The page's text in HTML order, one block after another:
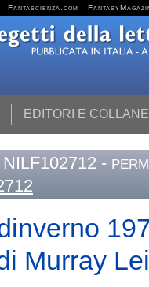
Fantascienza.com
EDITORI E COLLANE
NILF102712 -
Murray